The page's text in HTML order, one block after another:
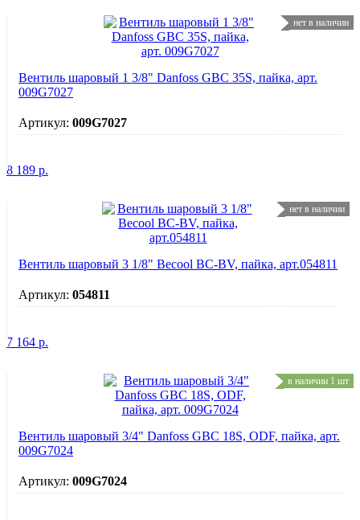
нет в наличии
Вентиль шаровый 1 3/8" Danfoss GBC 35S, пайка, арт.
009G7027
Артикул: 009G7027
8 189 р.
нет в наличии
Вентиль шаровый 3 1/8" Becool BC-BV, пайка, арт.054811
Артикул: 054811
7 164 р.
в наличии 1 шт
Вентиль шаровый 3/4" Danfoss GBC 18S, ODF, пайка, арт.
009G7024
Артикул: 009G7024